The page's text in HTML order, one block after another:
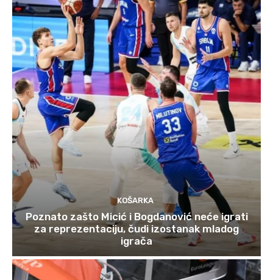
KOŠARKA
Poznato zašto Micić i Bogdanović neće igrati
za reprezentaciju, čudi izostanak mladog
igrača